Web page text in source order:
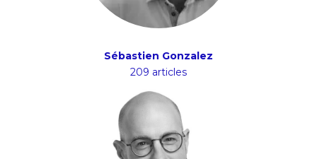
Sébastien Gonzalez
209 articles